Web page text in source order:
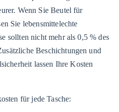
Wenn Sie Beutel für
Sie lebensmittelechte
sollten nicht mehr als 0,5 % des
Beschichtungen und
lassen Ihre Kosten
für jede Tasche: